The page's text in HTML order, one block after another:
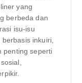
yang
berbeda dan
isu-isu
inkuiri,
penting seperti